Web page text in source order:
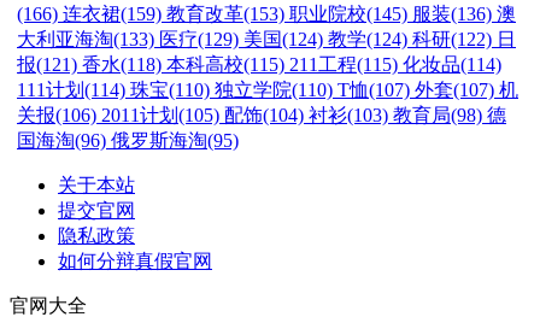
(166) 连衣裙(159) 教育改革(153) 职业院校(145) 服装(136) 澳
大利亚海淘(133) 医疗(129) 美国(124) 教学(124) 科研(122) 日
报(121) 香水(118) 本科高校(115) 211工程(115) 化妆品(114)
111计划(114) 珠宝(110) 独立学院(110) T恤(107) 外套(107) 机
关报(106) 2011计划(105) 配饰(104) 衬衫(103) 教育局(98) 德
国海淘(96) 俄罗斯海淘(95)
关于本站
提交官网
隐私政策
如何分辩真假官网
官网大全